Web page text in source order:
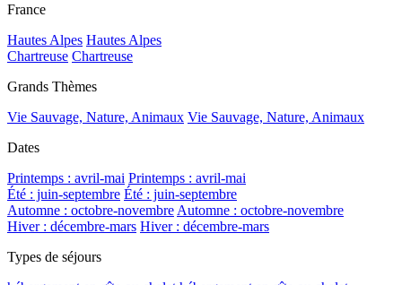
France
Hautes Alpes Hautes Alpes
Chartreuse Chartreuse
Grands Thèmes
Vie Sauvage, Nature, Animaux Vie Sauvage, Nature, Animaux
Dates
Printemps : avril-mai Printemps : avril-mai
Été : juin-septembre Été : juin-septembre
Automne : octobre-novembre Automne : octobre-novembre
Hiver : décembre-mars Hiver : décembre-mars
Types de séjours